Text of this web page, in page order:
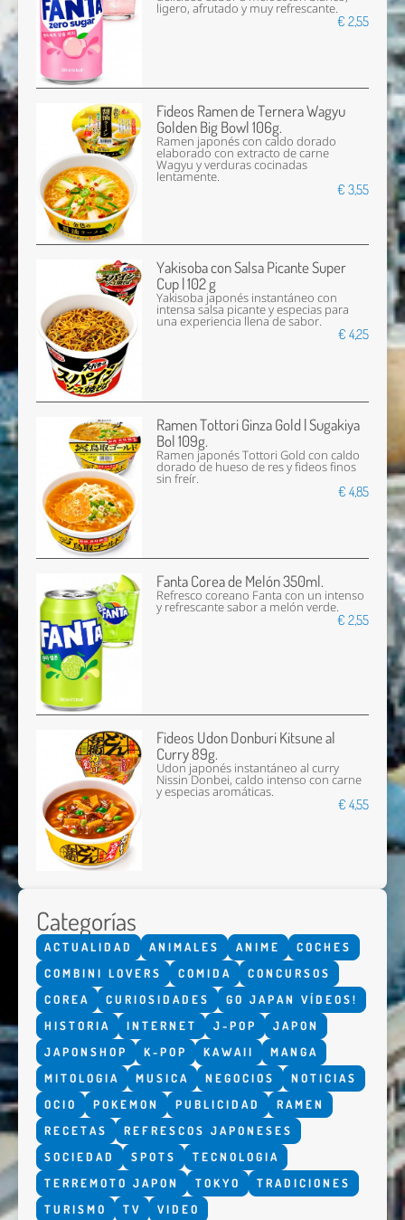
ligero, afrutado y muy refrescante.
€ 2,55
Fideos Ramen de Ternera Wagyu
Golden Big Bowl 106g.
Ramen japonés con caldo dorado
elaborado con extracto de carne
Wagyu y verduras cocinadas
lentamente.
€ 3,55
Yakisoba con Salsa Picante Super
Cup | 102 g
Yakisoba japonés instantáneo con
intensa salsa picante y especias para
una experiencia llena de sabor.
€ 4,25
Ramen Tottori Ginza Gold | Sugakiya
Bol 109g.
Ramen japonés Tottori Gold con caldo
dorado de hueso de res y fideos finos
sin freír.
€ 4,85
Fanta Corea de Melón 350ml.
Refresco coreano Fanta con un intenso
y refrescante sabor a melón verde.
€ 2,55
Fideos Udon Donburi Kitsune al
Curry 89g.
Udon japonés instantáneo al curry
Nissin Donbei, caldo intenso con carne
y especias aromáticas.
€ 4,55
Categorías
ACTUALIDAD ANIMALES ANIME
COCHES
COMBINI LOVERS
COMIDA
CONCURSOS
COREA
CURIOSIDADES
GO JAPAN VÍDEOS!
HISTORIA
INTERNET J-POP
JAPON
JAPONSHOP
K-POP KAWAII
MANGA
MITOLOGIA
MUSICA NEGOCIOS
NOTICIAS
OCIO
POKEMON PUBLICIDAD
RAMEN
RECETAS
REFRESCOS JAPONESES
SOCIEDAD
SPOTS
TECNOLOGIA
TERREMOTO JAPON
TOKYO
TRADICIONES
TURISMO
TV VIDEO